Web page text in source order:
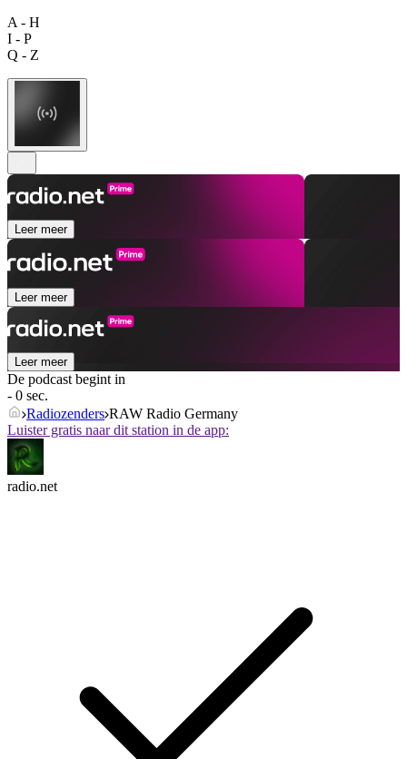
A - H
I - P
Q - Z
Leer meer
Leer meer
Leer meer
De podcast begint in
- 0 sec.
Radiozenders RAW Radio Germany
Luister gratis naar dit station in de app:
radio.net